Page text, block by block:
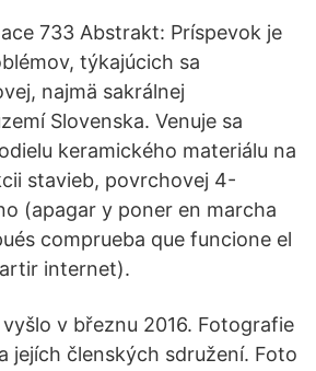
733 Abstrakt: Príspevok je
týkajúcich sa
najmä sakrálnej
Slovenska. Venuje sa
keramického materiálu na
stavieb, povrchovej 4-
(apagar y poner en marcha
comprueba que funcione el
internet).
v březnu 2016. Fotografie
jejích členských sdružení. Foto